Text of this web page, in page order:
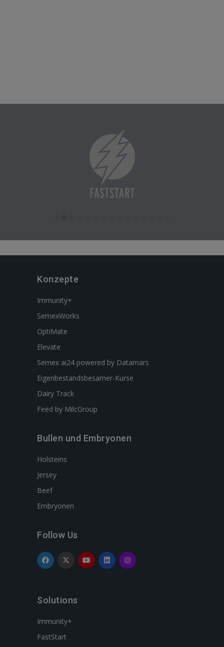
Konzepte
Immunity+
SemexWorks
OptiMate
Elevate
Semex ai24 powered by Datamars
Eigenbestandsbesamer-Kurse
Dairy Track
Feed by MilcGroup
Bullen und Embryonen
Holsteins
Jersey
Beef
Embryonen
Follow Us
Solutions
Immunity+
FastStart